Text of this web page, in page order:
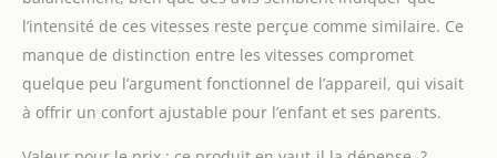
verrouiller la
balançoire. Il existe
également 3 réglages
de minuterie (8, 15 ou
30 minutes) pour la
durée du balancement.
l’intensité de ces vitesses reste perçue comme similaire. Ce
manque de distinction entre les vitesses compromet
quelque peu l’argument fonctionnel de l’appareil, qui visait
à offrir un confort ajustable pour l’enfant et ses parents.